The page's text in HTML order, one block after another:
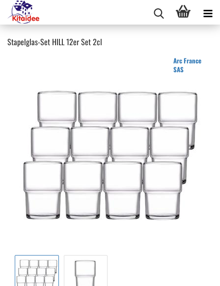
Stapelglas-Set HILL 12er Set 2cl
Arc France
SAS